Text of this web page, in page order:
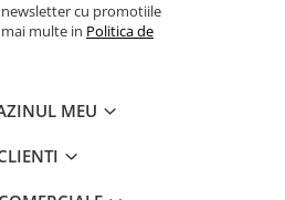
cu promotiile
multe in Politica de
MEU